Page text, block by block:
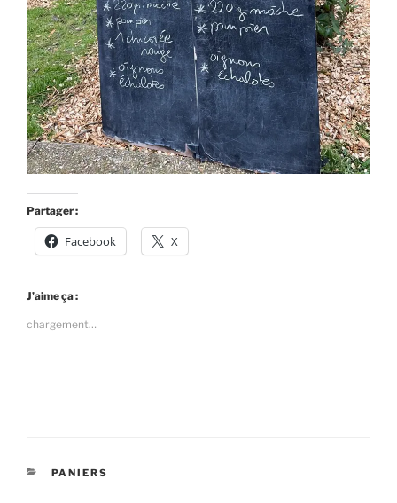
Partager :
Facebook X
J’aime ça :
chargement…
CATÉGORIES
PANIERS